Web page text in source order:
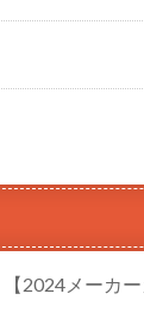
2024メーカー